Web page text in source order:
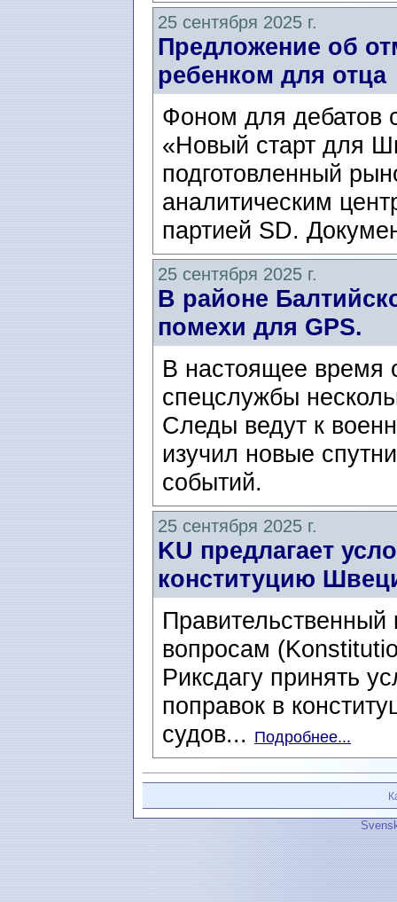
25 сентября 2025 г.
Предложение об
ребенком для отца
Фоном для дебатов
«Новый старт для
подготовленный
аналитическим
партией SD.
25 сентября 2025 г.
В районе
помехи для GPS.
В настоящее время
спецслужбы
Следы ведут к
изучил новые
событий.
25 сентября 2025 г.
KU предлагает
конституцию
Правительственный
вопросам
Риксдагу принять
поправок в
судов... Подробнее...